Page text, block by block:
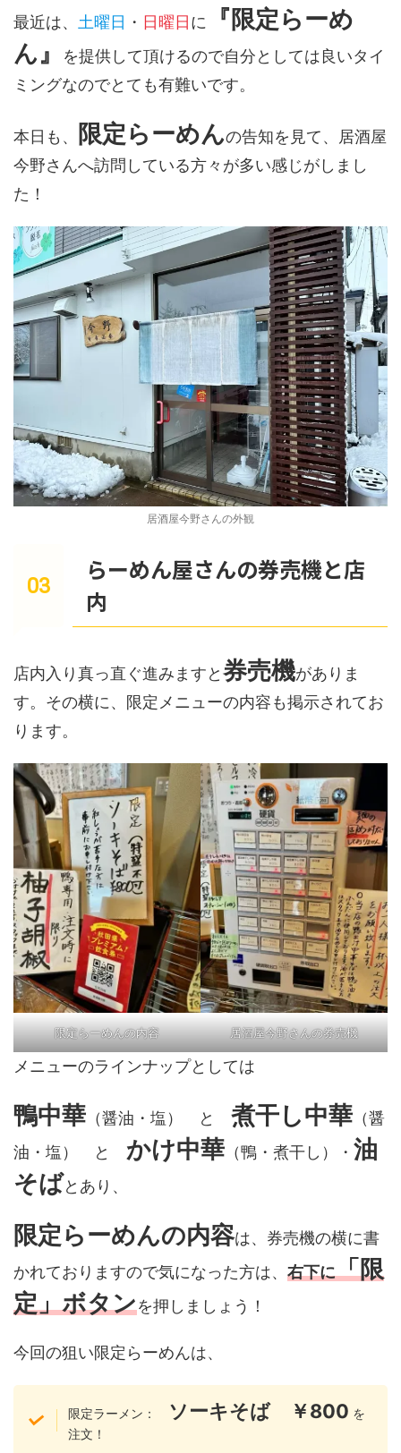
最近は、 土曜日 ・ 日曜日に
『限定らーめ
ん』
を提供して頂けるので自分としては良いタイ
ミングなのでとても有難いです。
本日も、 限定らーめんの告知を見て、居酒屋
今野さんへ訪問している方々が多い感じがしまし
た！
居酒屋今野さんの外観
らーめん屋さんの券売機と店
内
店内入り真っ直ぐ進みますと券売機がありま
す。その横に、限定メニューの内容も掲示されてお
ります。
限定らーめんの内容 居酒屋今野さんの券売機
メニューのラインナップとしては
鴨中華 （醤油・塩） と 煮干し中華 （醤
油・塩） と かけ中華 （鴨・煮干し）・ 油
そばとあり、
限定らーめんの内容は、券売機の横に書
かれておりますので気になった方は、 右下に「限
定」ボタンを押しましょう！
今回の狙い限定らーめんは、
限定ラーメン： ソーキそば ￥800 を
注文！